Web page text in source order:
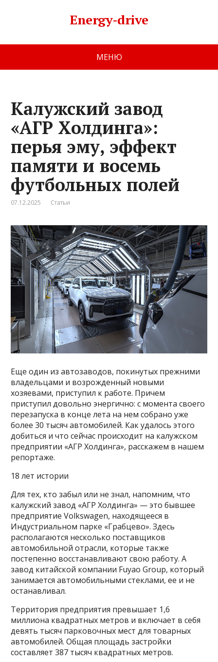
Energy-drive
МЕНЮ
Калужский завод
«АГР Холдинга»:
перья эму, эффект
памяти и восемь
футбольных полей
07.12.2025 Статьи
Еще один из автозаводов, покинутых прежними
владельцами и возрожденный новыми
хозяевами, приступил к работе. Причем
приступил довольно энергично: с момента своего
перезапуска в конце лета на нем собрано уже
более 30 тысяч автомобилей. Как удалось этого
добиться и что сейчас происходит на калужском
предприятии «АГР Холдинга», расскажем в нашем
репортаже.
18 лет истории
Для тех, кто забыл или не знал, напомним, что
калужский завод «АГР Холдинга» — это бывшее
предприятие Volkswagen, находящееся в
Индустриальном парке «Грабцево». Здесь
располагаются несколько поставщиков
автомобильной отрасли, которые также
постепенно восстанавливают свою работу. А
завод китайской компании Fuyao Group, который
занимается автомобильными стеклами, ее и не
останавливал.
Территория предприятия превышает 1,6
миллиона квадратных метров и включает в себя
девять тысяч парковочных мест для товарных
автомобилей. Общая площадь застройки
составляет 387 тысяч квадратных метров.